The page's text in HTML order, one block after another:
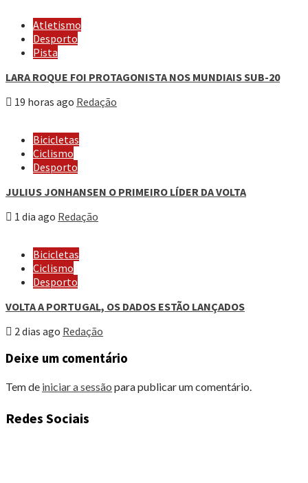
Atletismo
Desporto
Pista
LARA ROQUE FOI PROTAGONISTA NOS MUNDIAIS SUB-20
19 horas ago Redação
Bicicletas
Ciclismo
Desporto
JULIUS JONHANSEN O PRIMEIRO LÍDER DA VOLTA
1 dia ago Redação
Bicicletas
Ciclismo
Desporto
VOLTA A PORTUGAL, OS DADOS ESTÃO LANÇADOS
2 dias ago Redação
Deixe um comentário
Tem de iniciar a sessão para publicar um comentário.
Redes Sociais